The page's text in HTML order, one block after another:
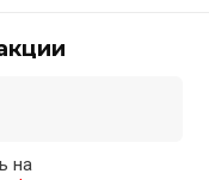
на